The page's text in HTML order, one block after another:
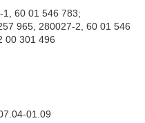
1, 60 01 546 783;
965, 280027-2, 60 01 546
00 301 496
01.09